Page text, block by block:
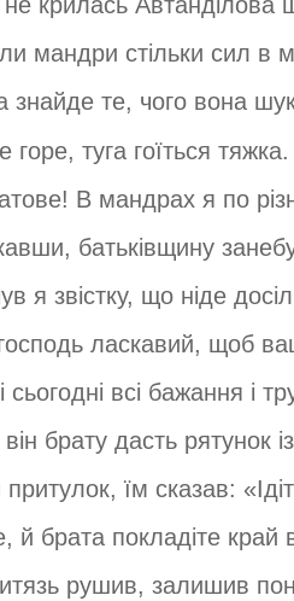
мандри стільки сил в
знайде те, чого вона
горе, туга гоїться тяжка.
В мандрах я по
батьківщину
я звістку, що ніде
ласкавий, щоб
всі бажання і
брату дасть рятунок
їм сказав:
й брата покладіте край
рушив, залишив